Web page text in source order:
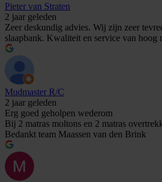
Pieter van Straten
2 jaar geleden
Zeer deskundig advies. Wij zijn zeer
slaapbank. Kwaliteit en service van hoog
Mudmaster R/C
2 jaar geleden
Erg goed geholpen wederom
Bij 2 matras moltons en 2 matras
Bedankt team Maassen van den Brink